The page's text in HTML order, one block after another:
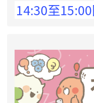
至15:00防空演